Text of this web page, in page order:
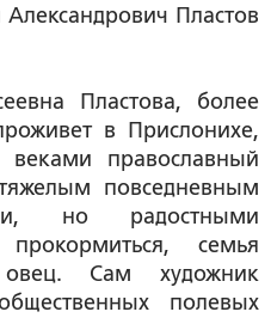
Пластов
Пластова, более
в Прислонихе,
веками православный
повседневным
но радостными
семья
Сам художник
полевых